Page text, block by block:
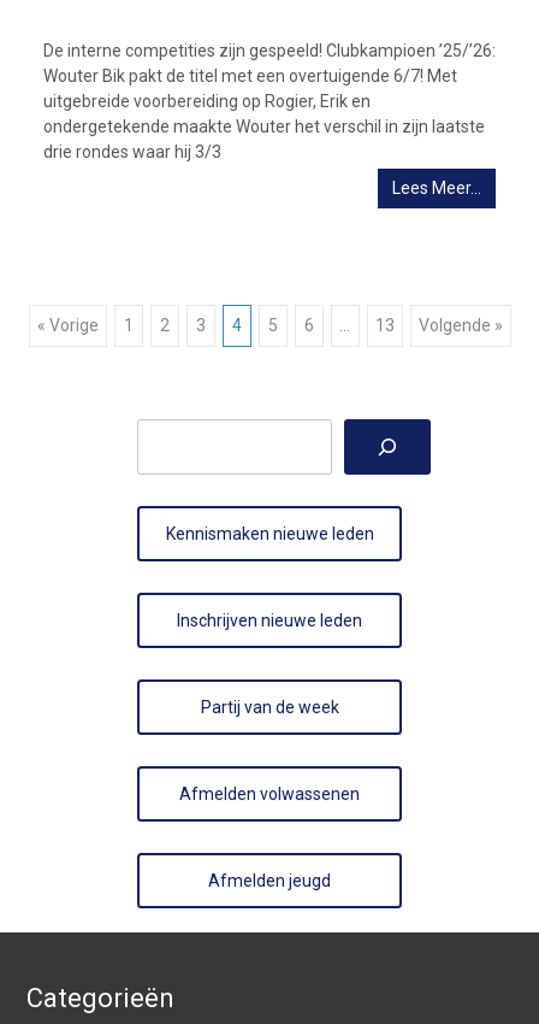
De interne competities zijn gespeeld! Clubkampioen ’25/’26:
Wouter Bik pakt de titel met een overtuigende 6/7! Met
uitgebreide voorbereiding op Rogier, Erik en
ondergetekende maakte Wouter het verschil in zijn laatste
drie rondes waar hij 3/3
Lees Meer…
Berichtnavigatie
« Vorige 1 2 3 4 5 6 13 Volgende »
Kennismaken nieuwe leden
Inschrijven nieuwe leden
Partij van de week
Afmelden volwassenen
Afmelden jeugd
Categorieën